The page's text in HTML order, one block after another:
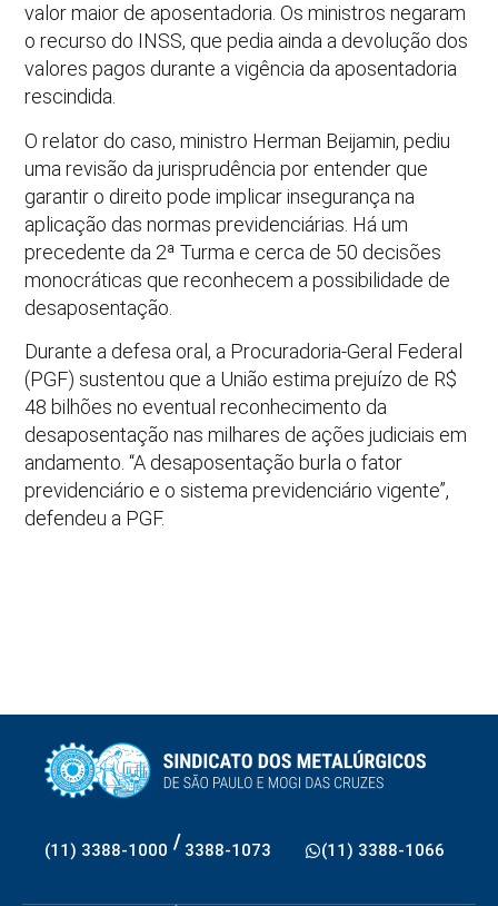
valor maior de aposentadoria. Os ministros negaram
o recurso do INSS, que pedia ainda a devolução dos
valores pagos durante a vigência da aposentadoria
rescindida.
O relator do caso, ministro Herman Beijamin, pediu
uma revisão da jurisprudência por entender que
garantir o direito pode implicar insegurança na
aplicação das normas previdenciárias. Há um
precedente da 2ª Turma e cerca de 50 decisões
monocráticas que reconhecem a possibilidade de
desaposentação.
Durante a defesa oral, a Procuradoria-Geral Federal
(PGF) sustentou que a União estima prejuízo de R$
48 bilhões no eventual reconhecimento da
desaposentação nas milhares de ações judiciais em
andamento. “A desaposentação burla o fator
previdenciário e o sistema previdenciário vigente”,
defendeu a PGF.
(11) 3388-1000 / 3388-1073 (11) 3388-1066